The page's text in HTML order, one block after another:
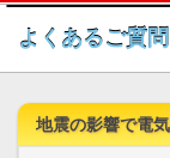
よくあるご質
地震の影響で電